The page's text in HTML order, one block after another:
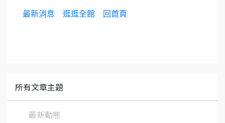
最新消息 逛逛全館 回首頁
所有文章主題
最新動態